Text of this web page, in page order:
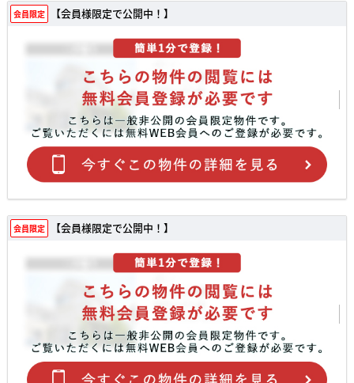
会員限定 【会員様限定で公開中！】
会員限定 【会員様限定で公開中！】